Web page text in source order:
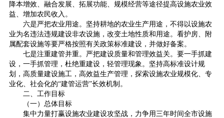
降本增效、融合发展、拓展功能、规模经营等途径提高设施农业效
益、增加农民收入。
六是严把农业用途。坚持耕地的农业生产用途，不得以设施农
业为名违法违规建设非农设施，改变土地性质和用途。看护房、附
属配套设施等要严格按照有关政策标准建设，并做好备案。
七是注重建管并重。严把建设质量和管理效益关。要一手抓建
设，一手抓管理，杜绝重建设，轻管理现象。坚持高标准设计规
划，高质量建设施工，高效益生产管理，探索设施农业规模化、专
业化、社会化的“建管运营”长效机制。
二、工作目标
（一）总体目标
集中力量打赢设施农业建设攻坚战，力争用三年时间全市设施